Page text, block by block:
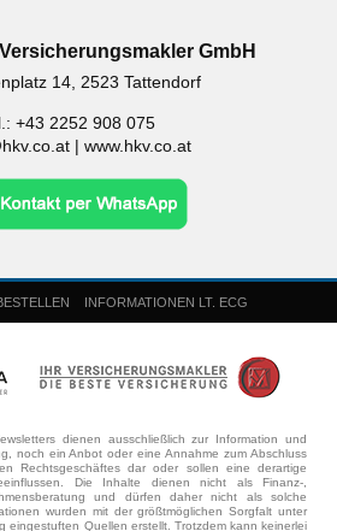
GmbH
14, 2523 Tattendorf
+43 2252 908 075
| www.hkv.co.at
INFORMATIONEN LT. ECG
dienen ausschließlich zur Information und
noch ein Anbot oder eine Annahme zum Abschluss
Rechtsgeschäftes dar oder sollen eine derartige
Die Inhalte dienen nicht als Finanz-,
und dürfen daher nicht als solche
wurden mit der größtmöglichen Sorgfalt unter
eingestuften Quellen erstellt. Trotzdem kann keinerlei